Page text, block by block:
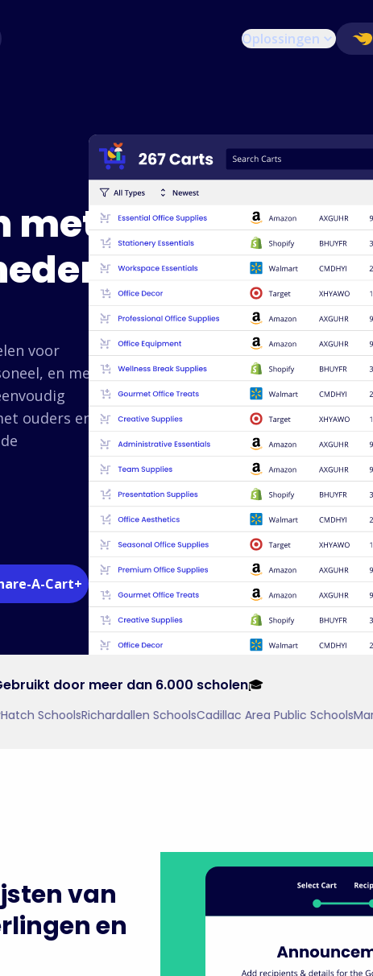
Oplossingen
met
voor
en met
ouders en
A-Cart+
door meer dan 6.000 scholen🎓
SchoolsRichardallen SchoolsCadillac Area Public Schools
van
en